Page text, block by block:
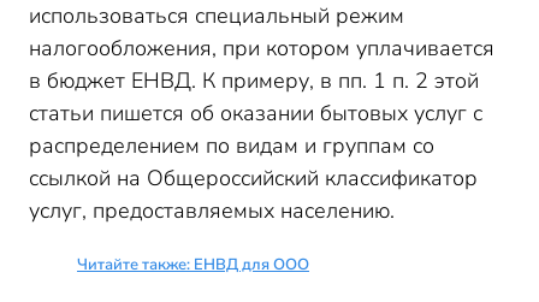
использоваться специальный режим
налогообложения, при котором уплачивается
в бюджет ЕНВД. К примеру, в пп. 1 п. 2 этой
статьи пишется об оказании бытовых услуг с
распределением по видам и группам со
ссылкой на Общероссийский классификатор
услуг, предоставляемых населению.
Читайте также: ЕНВД для ООО